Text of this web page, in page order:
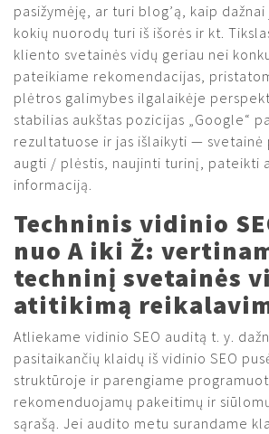
pasižymėję, ar turi blog’ą, kaip
kokių nuorodų turi iš išorės ir kt.
kliento svetainės vidų geriau nei
pateikiame rekomendacijas,
plėtros galimybes ilgalaikėje
stabilias aukštas pozicijas „Google“
rezultatuose ir jas išlaikyti —
augti / plėstis, naujinti turinį, pateikti
informaciją.
Techninis vidinio
nuo A iki Ž:
techninį svetainės
atitikimą
Atliekame vidinio SEO auditą t. y.
pasitaikančių klaidų iš vidinio SEO
struktūroje ir parengiame
rekomenduojamų pakeitimų ir
sąrašą. Jei audito metu surandame